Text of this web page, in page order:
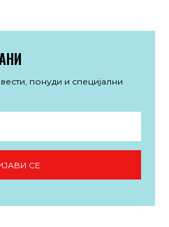
понуди и специјални
СЕ